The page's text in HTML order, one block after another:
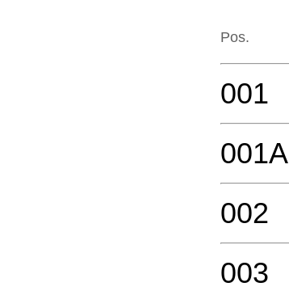
Pos.
001
001A
002
003